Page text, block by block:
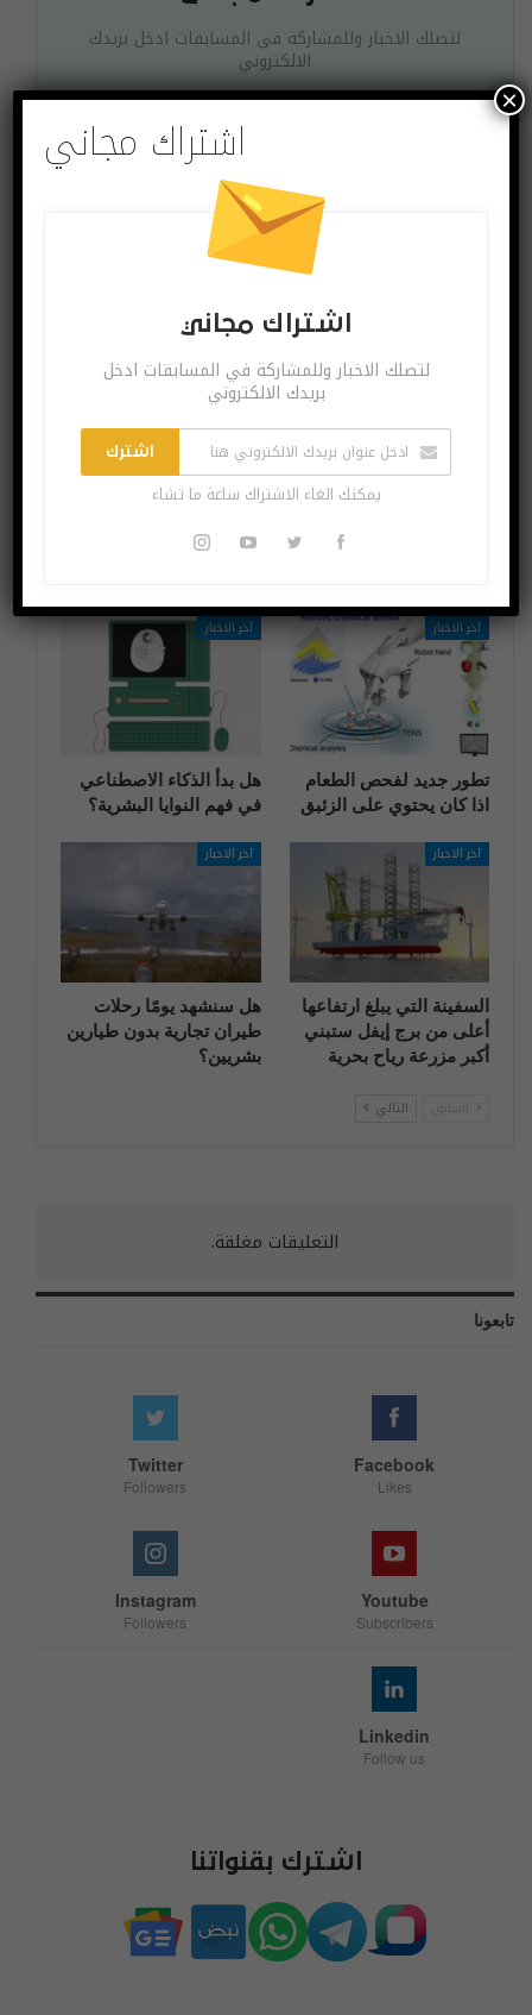
لتصلك الاخبار وللمشاركة في المسابقات ادخل بريدك
الالكتروني
يمكنك الغاء الاشتراك ساعة ما تشاء
البوست السابق
ساعة ذكية متطورة
تتصل بالشبكات
عليها
البوست القادم
عربية وزير الرياضة
البطولة العربية الأولى
للألعاب الإلكترونية
آخر الاخبار
تطور جديد لفحص الطعام
اذا كان يحتوي على الزئبق
آخر الاخبار
هل بدأ الذكاء الاصطناعي
في فهم النوايا البشرية؟
آخر الاخبار
السفينة التي يبلغ ارتفاعها
أعلى من برج إيفل ستبني
أكبر مزرعة رياح بحرية
آخر الاخبار
هل سنشهد يومًا رحلات
طيران تجارية بدون طيارين
بشريين؟
التالي
التعليقات مغلقة.
تابعونا
Facebook
Likes
Twitter
Followers
Youtube
Subscribers
Instagram
Followers
Linkedin
Follow us
اشترك بقنواتنا
اشتراك مجاني
اشتراك مجاني
لتصلك الاخبار وللمشاركة في المسابقات ادخل
بريدك الالكتروني
اشترك
يمكنك الغاء الاشتراك ساعة ما تشاء
×